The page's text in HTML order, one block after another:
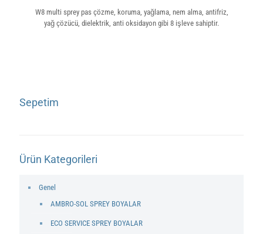
W8 multi sprey pas çözme, koruma, yağlama, nem alma, antifriz,
yağ çözücü, dielektrik, anti oksidayon gibi 8 işleve sahiptir.
Sepetim
Ürün Kategorileri
Genel
AMBRO-SOL SPREY BOYALAR
ECO SERVICE SPREY BOYALAR